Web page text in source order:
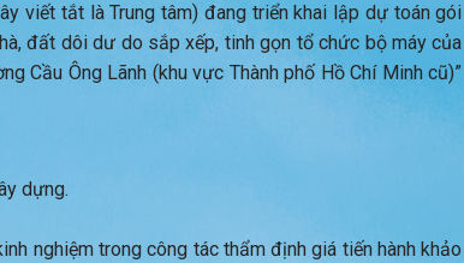
viết tắt là Trung tâm) đang triển khai lập dự toán gói
đất dôi dư do sắp xếp, tinh gọn tổ chức bộ máy của
Cầu Ông Lãnh (khu vực Thành phố Hồ Chí Minh cũ)”
dựng.
nghiệm trong công tác thẩm định giá tiến hành khảo